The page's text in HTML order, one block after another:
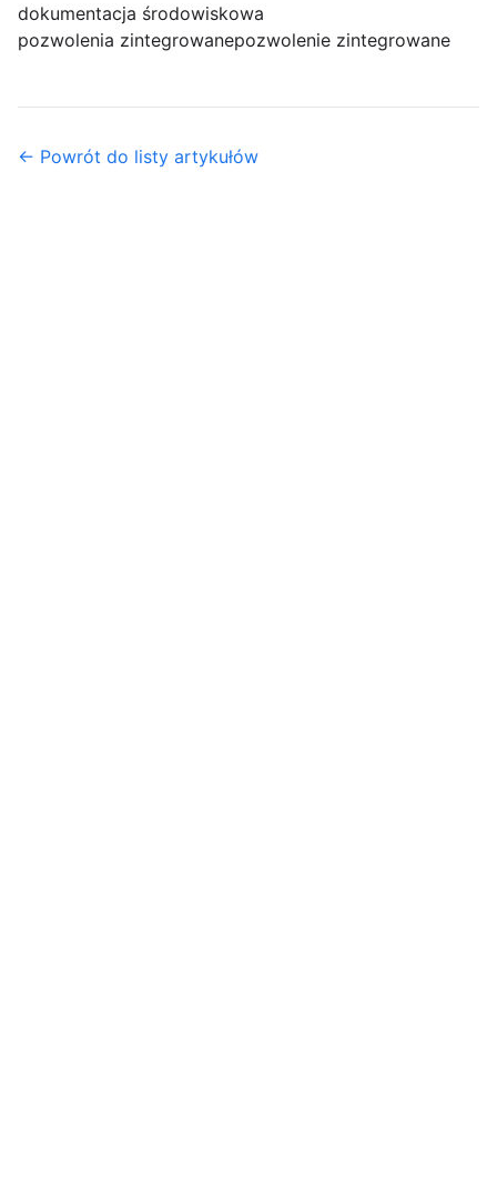
dokumentacja środowiskowa
pozwolenia zintegrowanepozwolenie zintegrowane
← Powrót do listy artykułów